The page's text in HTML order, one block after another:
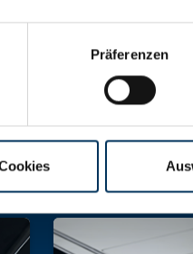
Präferenzen
Akkumulatoren